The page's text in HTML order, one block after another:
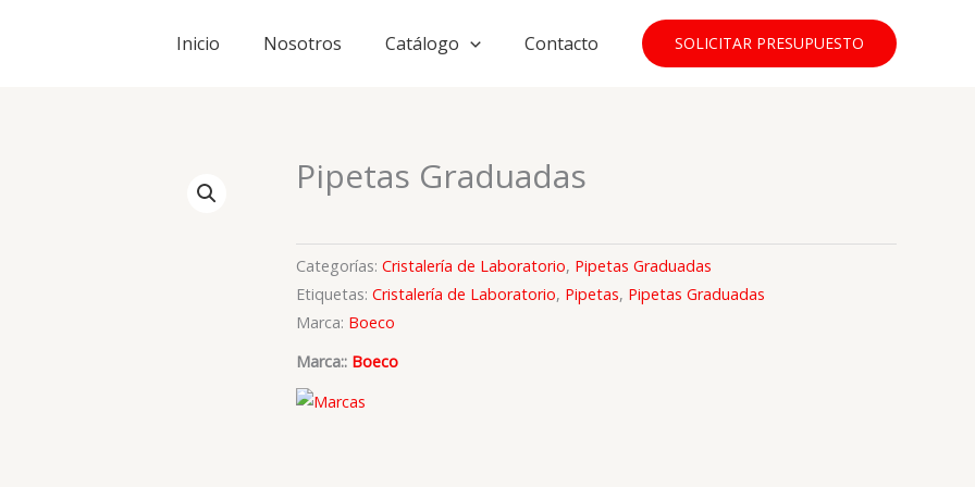
Inicio Nosotros Catálogo Contacto SOLICITAR PRESUPUESTO
Pipetas Graduadas
Categorías: Cristalería de Laboratorio, Pipetas Graduadas
Etiquetas: Cristalería de Laboratorio, Pipetas, Pipetas Graduadas
Marca: Boeco
Marca:: Boeco